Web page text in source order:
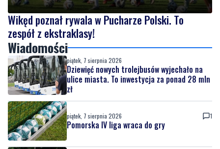
Wikęd poznał rywala w Pucharze Polski. To
zespół z ekstraklasy!
Wiadomości
piątek, 7 sierpnia 2026
Dziewięć nowych trolejbusów wyjechało na
ulice miasta. To inwestycja za ponad 28 mln
zł
piątek, 7 sierpnia 2026 1
Pomorska IV liga wraca do gry